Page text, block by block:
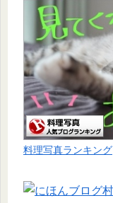
料理写真ランキング